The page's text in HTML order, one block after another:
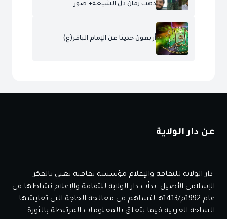
ذهب زمان ذل الشيعة+ صور
أربعون حديثا عن الإمام الباقر(ع)
عن دار الولاية
دار الولاية للثقافة والإعلام مؤسسة ثقافية تعني بالفكر
الإسلامي الأصيل. بدأت دار الولاية للثقافة والإعلام نشاطها في
عام 1992م/1413هـ لتساهم في معالجة الحاجة التي تعايشها
الساحة العربية فيما يتعلق بالمعلومات المرتبطة بالثورة